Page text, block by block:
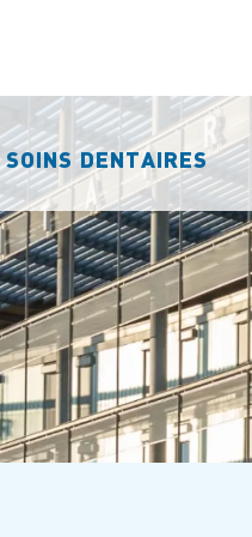
DENTAIRES